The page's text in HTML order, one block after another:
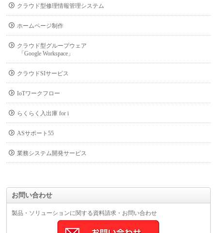
クラウド型修理情報管理システム
ホームページ制作
クラウド型グループウェア
「Google Workspace」
クラウドSIサービス
IoTワークフロー
らくらく入出庫 for i
ASサポート55
業務システム開発サービス
お問い合わせ
製品・ソリューションに関する資料請求・お問い合わせ